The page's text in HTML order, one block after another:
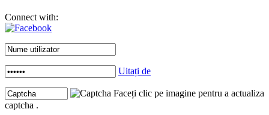
Connect with:
Uitați de
Faceți clic pe imagine pentru a actualiza
captcha .